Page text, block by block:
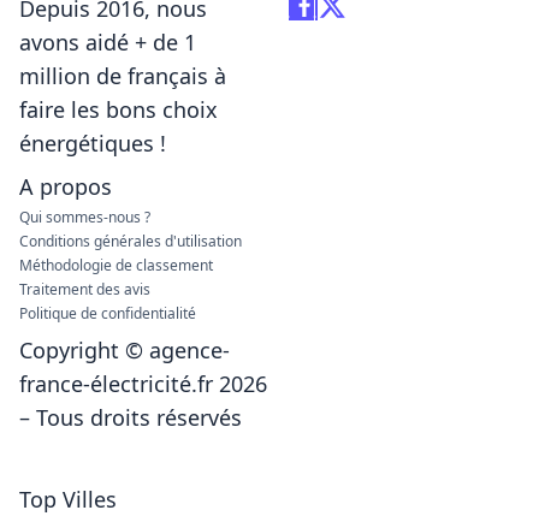
Top Villes
EDF Lyon EDF Lille
EDF Nice
EDF Aix-en-Provence
EDF Toulon
EDF Toulouse
EDF Calvados
A propos
Qui sommes-nous ?
Conditions générales d'utilisation
Méthodologie de classement
Traitement des avis
Politique de confidentialité
Copyright © agence-
france-électricité.fr 2026
– Tous droits réservés